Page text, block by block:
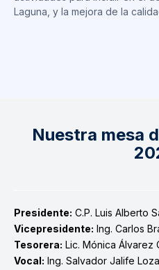
Laguna, y la mejora de la
Nuestra mesa
Presidente: C.P. Luis Alberto
Vicepresidente: Ing. Carlos
Tesorera: Lic. Mónica Álvarez
Vocal: Ing. Salvador Jalife